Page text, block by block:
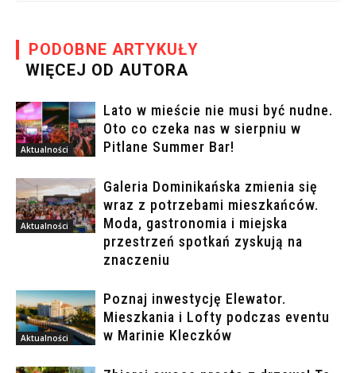
PODOBNE ARTYKUŁY
WIĘCEJ OD AUTORA
Aktualności
Lato w mieście nie musi być nudne.
Oto co czeka nas w sierpniu w
Pitlane Summer Bar!
Aktualności
Galeria Dominikańska zmienia się
wraz z potrzebami mieszkańców.
Moda, gastronomia i miejska
przestrzeń spotkań zyskują na
znaczeniu
Aktualności
Poznaj inwestycję Elewator.
Mieszkania i Lofty podczas eventu
w Marinie Kleczków